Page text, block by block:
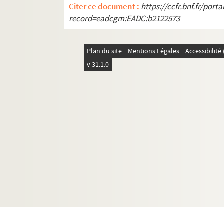
Citer ce document : https://ccfr.bnf.fr/
record=eadcgm:EADC:b2122573
Plan du site Mentions Légales
v 31.1.0